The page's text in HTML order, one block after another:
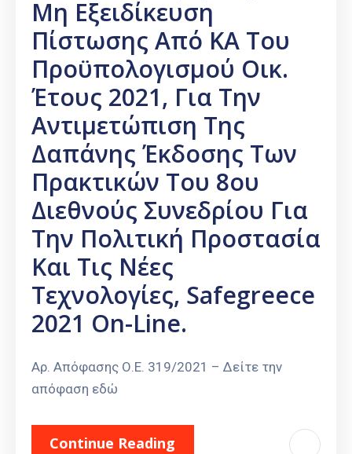
Μη Εξειδίκευση
Πίστωσης Από ΚΑ Του
Προϋπολογισμού Οικ.
Έτους 2021, Για Την
Αντιμετώπιση Της
Δαπάνης Έκδοσης Των
Πρακτικών Του 8ου
Διεθνούς Συνεδρίου Για
Την Πολιτική Προστασία
Και Τις Νέες
Τεχνολογίες, Safegreece
2021 On-Line.
Αρ. Απόφασης Ο.Ε. 319/2021 – Δείτε την
απόφαση εδώ
Continue Reading